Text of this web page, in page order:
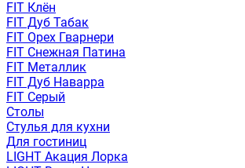
FIT Клён
FIT Дуб Табак
FIT Орех Гварнери
FIT Снежная Патина
FIT Металлик
FIT Дуб Наварра
FIT Серый
Столы
Стулья для кухни
Для гостиниц
LIGHT Акация Лорка